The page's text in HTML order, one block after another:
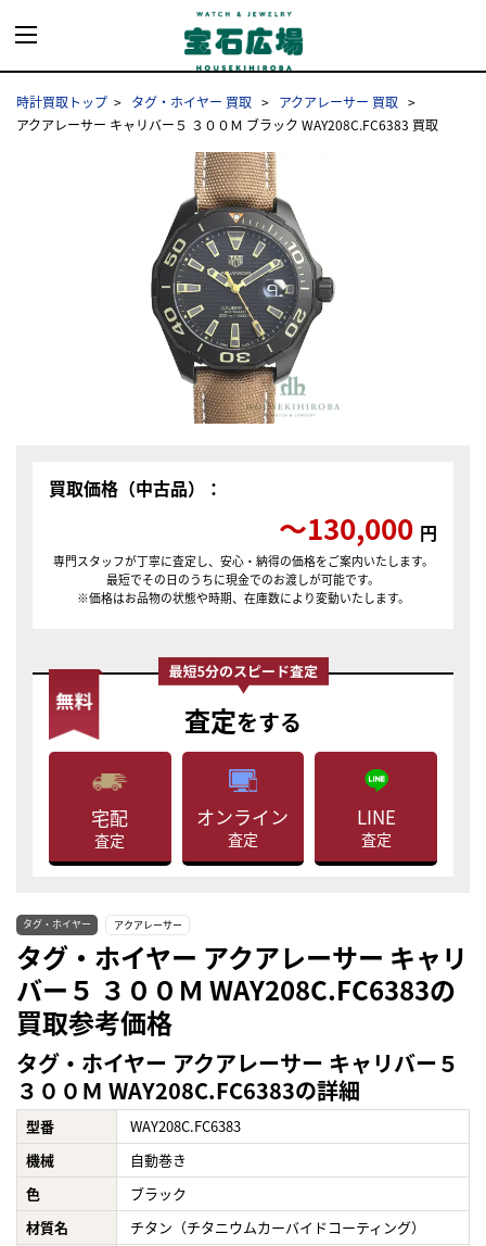
時計買取トップ タグ・ホイヤー 買取
アクアレーサー 買取
アクアレーサー キャリバー５ ３００Ｍ ブラック WAY208C.FC6383 買取
買取価格（中古品）：
〜130,000 円
専門スタッフが丁寧に査定し、安心・納得の価格をご案内いたします。
最短でその日のうちに現金でのお渡しが可能です。
※価格はお品物の状態や時期、在庫数により変動いたします。
査定をする
宅配
査定
オンライン
査定
LINE
査定
タグ・ホイヤー アクアレーサー
タグ・ホイヤー アクアレーサー キャリ
バー５ ３００Ｍ WAY208C.FC6383の
買取参考価格
タグ・ホイヤー アクアレーサー キャリバー５
３００Ｍ WAY208C.FC6383の詳細
型番
WAY208C.FC6383
機械
自動巻き
色
ブラック
材質名
チタン（チタニウムカーバイドコーティング）